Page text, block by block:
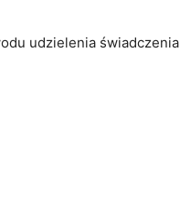
udzielenia świadczenia